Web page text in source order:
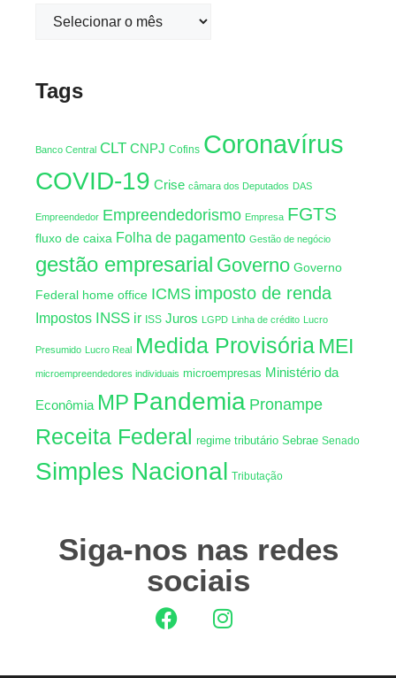
Tags
Banco Central CLT CNPJ Cofins Coronavírus
COVID-19 Crise câmara dos Deputados DAS
Empreendedor Empreendedorismo Empresa FGTS
fluxo de caixa Folha de pagamento Gestão de negócio
gestão empresarial Governo Governo
Federal home office ICMS imposto de renda
Impostos INSS ir ISS Juros LGPD Linha de crédito Lucro
Presumido Lucro Real Medida ProvisóriaMEI
microempreendedores individuais microempresas Ministério da
Econômia MP Pandemia Pronampe
Receita Federal regime tributário Sebrae Senado
Simples Nacional Tributação
Siga-nos nas redes
sociais